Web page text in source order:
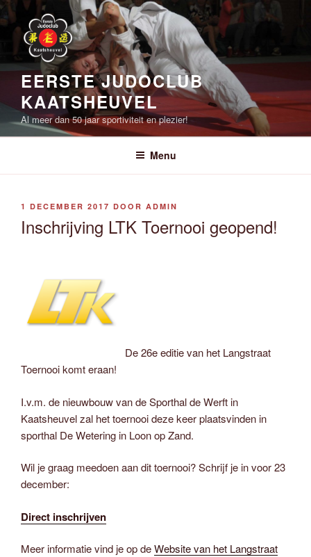
Ga
naar
inhoud
EERSTE JUDOCLUB
KAATSHEUVEL
Al meer dan 50 jaar sportiviteit en plezier!
Menu
GEPLAATST
1 DECEMBER 2017 DOOR ADMIN
Inschrijving LTK Toernooi geopend!
De 26e editie van het Langstraat
Toernooi komt eraan!
I.v.m. de nieuwbouw van de Sporthal de Werft in
Kaatsheuvel zal het toernooi deze keer plaatsvinden in
sporthal De Wetering in Loon op Zand.
Wil je graag meedoen aan dit toernooi? Schrijf je in voor 23
december:
Direct inschrijven
Meer informatie vind je op deWebsite van het Langstraat